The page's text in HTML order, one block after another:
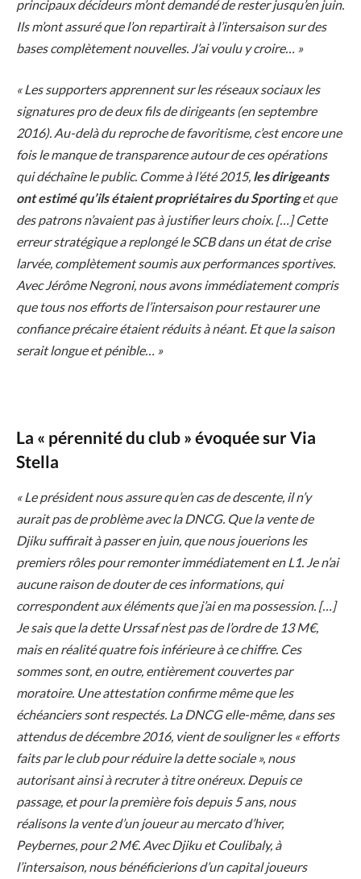
principaux décideurs m’ont demandé de rester jusqu’en juin.
Ils m’ont assuré que l’on repartirait à l’intersaison sur des
bases complètement nouvelles. J’ai voulu y croire… »
« Les supporters apprennent sur les réseaux sociaux les
signatures pro de deux fils de dirigeants (en septembre
2016). Au-delà du reproche de favoritisme, c’est encore une
fois le manque de transparence autour de ces opérations
qui déchaîne le public. Comme à l’été 2015, les dirigeants
ont estimé qu’ils étaient propriétaires du Sportinget que
des patrons n’avaient pas à justifier leurs choix. […] Cette
erreur stratégique a replongé le SCB dans un état de crise
larvée, complètement soumis aux performances sportives.
Avec Jérôme Negroni, nous avons immédiatement compris
que tous nos efforts de l’intersaison pour restaurer une
confiance précaire étaient réduits à néant. Et que la saison
serait longue et pénible… »
La « pérennité du club » évoquée sur Via
Stella
« Le président nous assure qu’en cas de descente, il n’y
aurait pas de problème avec la DNCG. Que la vente de
Djiku suffirait à passer en juin, que nous jouerions les
premiers rôles pour remonter immédiatement en L1. Je n’ai
aucune raison de douter de ces informations, qui
correspondent aux éléments que j’ai en ma possession. […]
Je sais que la dette Urssaf n’est pas de l’ordre de 13 M€,
mais en réalité quatre fois inférieure à ce chiffre. Ces
sommes sont, en outre, entièrement couvertes par
moratoire. Une attestation confirme même que les
échéanciers sont respectés. La DNCG elle-même, dans ses
attendus de décembre 2016, vient de souligner les « efforts
faits par le club pour réduire la dette sociale », nous
autorisant ainsi à recruter à titre onéreux. Depuis ce
passage, et pour la première fois depuis 5 ans, nous
réalisons la vente d’un joueur au mercato d’hiver,
Peybernes, pour 2 M€. Avec Djiku et Coulibaly, à
l’intersaison, nous bénéficierions d’un capital joueurs